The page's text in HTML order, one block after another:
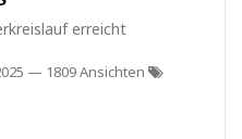
erreicht
— 1809 Ansichten